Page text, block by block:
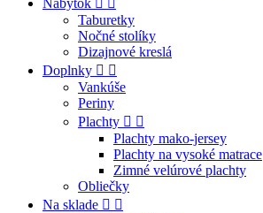
Nábytok  
Taburetky
Nočné stolíky
Dizajnové kreslá
Doplnky  
Vankúše
Periny
Plachty  
Plachty mako-jersey
Plachty na vysoké matrace
Zimné velúrové plachty
Obliečky
Na sklade  